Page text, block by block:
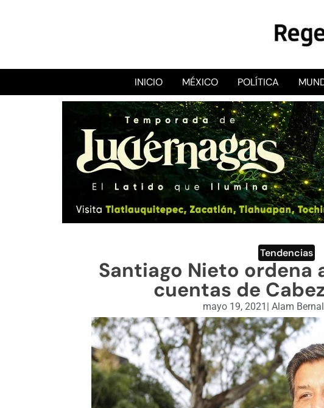
Sitio de
INICIO MÉXICO POLÍTICA
Tendencias
Santiago Nieto ordena
cuentas de
mayo 19, 2021 Alam